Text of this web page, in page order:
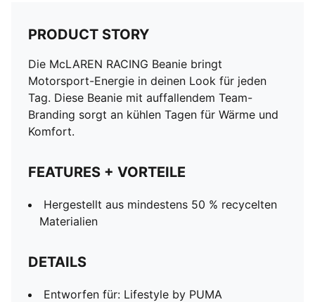
PRODUCT STORY
Die McLAREN RACING Beanie bringt
Motorsport-Energie in deinen Look für jeden
Tag. Diese Beanie mit auffallendem Team-
Branding sorgt an kühlen Tagen für Wärme und
Komfort.
FEATURES + VORTEILE
Hergestellt aus mindestens 50 % recycelten
Materialien
DETAILS
Entworfen für: Lifestyle by PUMA